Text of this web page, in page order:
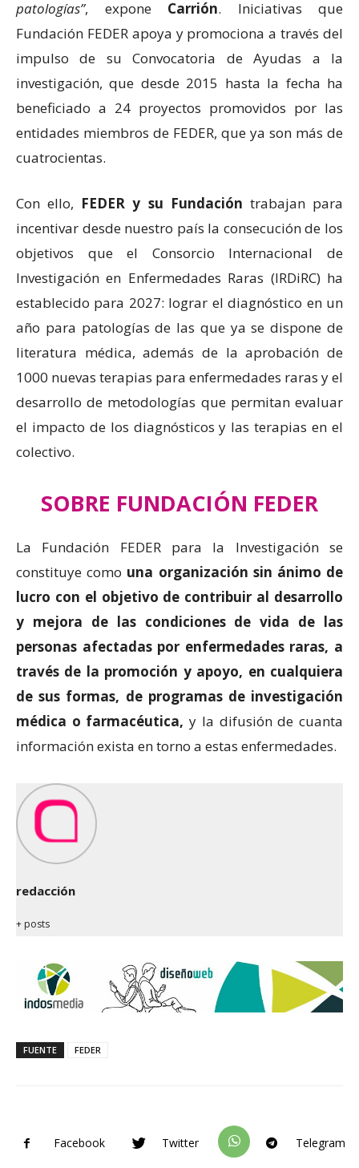
patologías”, expone Carrión. Iniciativas que
Fundación FEDER apoya y promociona a través del
impulso de su Convocatoria de Ayudas a la
investigación, que desde 2015 hasta la fecha ha
beneficiado a 24 proyectos promovidos por las
entidades miembros de FEDER, que ya son más de
cuatrocientas.
Con ello, FEDER y su Fundación trabajan para
incentivar desde nuestro país la consecución de los
objetivos que el Consorcio Internacional de
Investigación en Enfermedades Raras (IRDiRC) ha
establecido para 2027: lograr el diagnóstico en un
año para patologías de las que ya se dispone de
literatura médica, además de la aprobación de
1000 nuevas terapias para enfermedades raras y el
desarrollo de metodologías que permitan evaluar
el impacto de los diagnósticos y las terapias en el
colectivo.
SOBRE FUNDACIÓN FEDER
La Fundación FEDER para la Investigación se
constituye como una organización sin ánimo de
lucro con el objetivo de contribuir al desarrollo
y mejora de las condiciones de vida de las
personas afectadas por enfermedades raras, a
través de la promoción y apoyo, en cualquiera
de sus formas, de programas de investigación
médica o farmacéutica,y la difusión de cuanta
información exista en torno a estas enfermedades.
redacción
+ posts
FUENTE FEDER
Facebook Twitter Telegram